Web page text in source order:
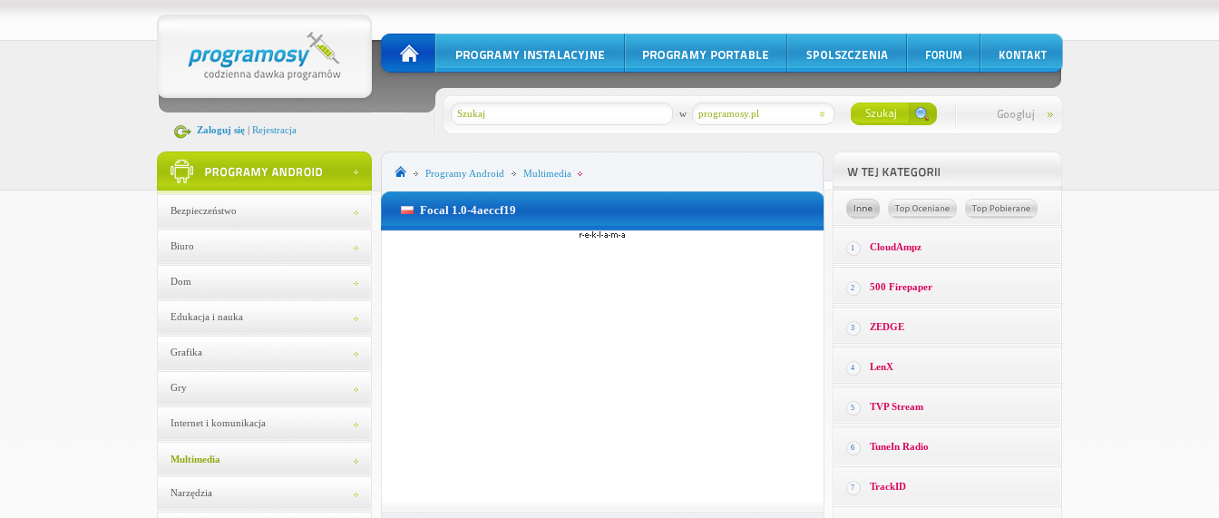
Zaloguj się| Rejestracja
programosy.pl
w
Bezpieczeństwo
Biuro
Dom
Edukacja i nauka
Grafika
Gry
Internet i komunikacja
Multimedia
Narzędzia
ProgramyAndroid Multimedia
Focal 1.0-4aeccf19
1 CloudAmpz
2 500 Firepaper
3 ZEDGE
4 LenX
5 TVP Stream
6 TuneIn Radio
7 TrackID